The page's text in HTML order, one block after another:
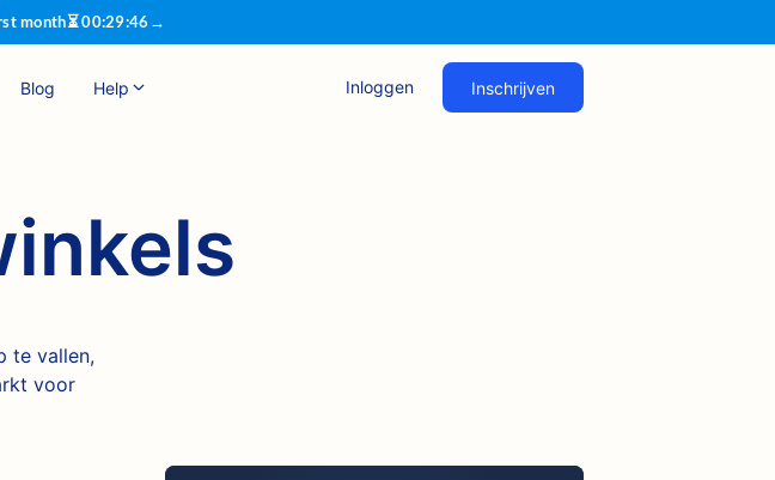
month⏳00:29:45 →
Blog Help Inloggen Inschrijven
te vallen,
voor